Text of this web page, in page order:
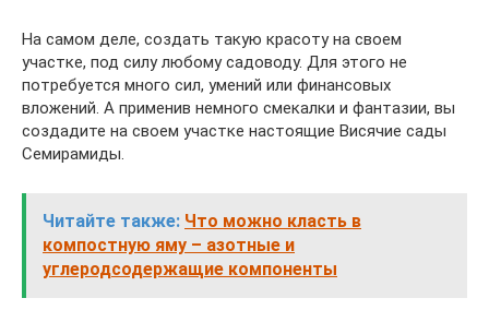
На самом деле, создать такую красоту на своем
участке, под силу любому садоводу. Для этого не
потребуется много сил, умений или финансовых
вложений. А применив немного смекалки и фантазии, вы
создадите на своем участке настоящие Висячие сады
Семирамиды.
Читайте также: Что можно класть в
компостную яму – азотные и
углеродсодержащие компоненты